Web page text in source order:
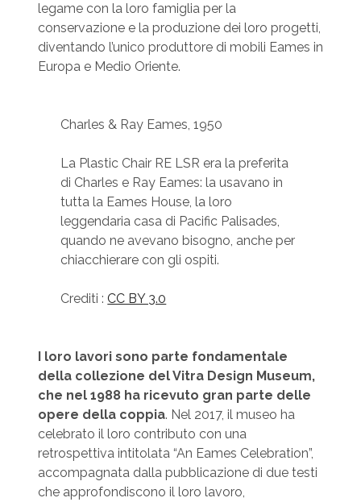
legame con la loro famiglia per la
conservazione e la produzione dei loro progetti,
diventando l’unico produttore di mobili Eames in
Europa e Medio Oriente.
Charles & Ray Eames, 1950
La Plastic Chair RE LSR era la preferita
di Charles e Ray Eames: la usavano in
tutta la Eames House, la loro
leggendaria casa di Pacific Palisades,
quando ne avevano bisogno, anche per
chiacchierare con gli ospiti.
Crediti :CC BY 3.0
I loro lavori sono parte fondamentale
della collezione del Vitra Design Museum,
che nel 1988 ha ricevuto gran parte delle
opere della coppia. Nel 2017, il museo ha
celebrato il loro contributo con una
retrospettiva intitolata “An Eames Celebration”,
accompagnata dalla pubblicazione di due testi
che approfondiscono il loro lavoro,